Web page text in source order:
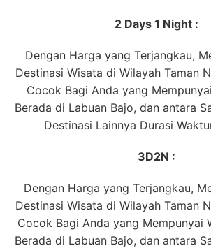
2 Days 1 Night :
Dengan Harga yang Terjangkau,
Destinasi Wisata di Wilayah Taman
Cocok Bagi Anda yang
Berada di Labuan Bajo, dan antara
Destinasi Lainnya Durasi
3D2N :
Dengan Harga yang Terjangkau,
Destinasi Wisata di Wilayah Taman
Cocok Bagi Anda yang Mempunyai
Berada di Labuan Bajo, dan antara